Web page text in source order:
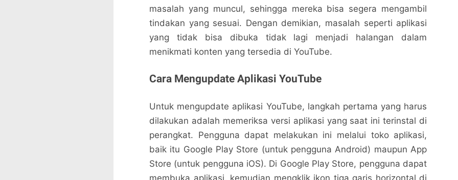
masalah yang muncul, sehingga mereka bisa segera mengambil
tindakan yang sesuai. Dengan demikian, masalah seperti aplikasi
yang tidak bisa dibuka tidak lagi menjadi halangan dalam
menikmati konten yang tersedia di YouTube.
Cara Mengupdate Aplikasi YouTube
Untuk mengupdate aplikasi YouTube, langkah pertama yang harus
dilakukan adalah memeriksa versi aplikasi yang saat ini terinstal di
perangkat. Pengguna dapat melakukan ini melalui toko aplikasi,
baik itu Google Play Store (untuk pengguna Android) maupun App
Store (untuk pengguna iOS). Di Google Play Store, pengguna dapat